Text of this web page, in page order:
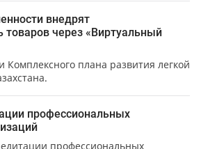
внедрят
товаров через «Виртуальный
плана развития легкой
профессиональных
профессиональных